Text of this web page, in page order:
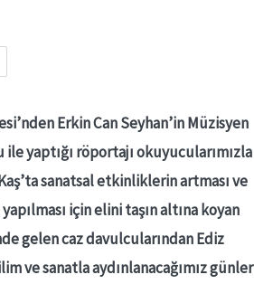
Erkin Can Seyhan’in Müzisyen
ile yaptığı röportajı okuyucularımızla
sanatsal etkinliklerin artması ve
için elini taşın altına koyan
gelen caz davulcularından Ediz
ve sanatla aydınlanacağımız günler